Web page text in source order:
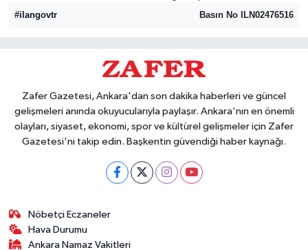
#ilangovtr
Basın No ILN02476516
Zafer Gazetesi, Ankara'dan son dakika haberleri ve güncel
gelişmeleri anında okuyucularıyla paylaşır. Ankara'nın en önemli
olayları, siyaset, ekonomi, spor ve kültürel gelişmeler için Zafer
Gazetesi'ni takip edin. Başkentin güvendiği haber kaynağı.
Nöbetçi Eczaneler
Hava Durumu
Ankara Namaz Vakitleri